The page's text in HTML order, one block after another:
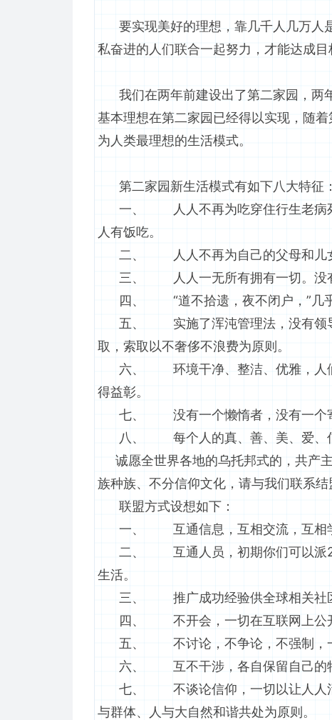
要实现美好的理想，靠几千人几万人
私奋进的人们联合一起努力，才能达成目
我们在两年前建设出了第二家园，两
基本理想在第二家园已经得以实现，随
为人类最理想的生活模式。
第二家园新生活模式有如下八大特征：
一、 人人不再为吃穿住行生老病死
人有饭吃。
二、 人人不再为自己的父母和儿女
三、 人人一无所有拥有一切。没有
四、 “道不拾遗，夜不闭户，”几乎
五、 实施了浑沌管理法，没有领导
取，索取以不奢侈不浪费为原则。
六、 环境干净、整洁、优雅，人们
得益彰。
七、 没有一个懒惰者，没有一个寄
八、 每个人的真、善、美、爱、信
诚愿全世界各地的乌托邦式的，共产
族种族、不分信仰文化，请与我们联系
联盟方式设想如下：
一、 互通信息，互相交流，互相学
二、 互通人员，初期你们可以派2-
生活。
三、 推广成功经验供全球相关社区
四、 不开会，一切在互联网上公开
五、 不讨论，不争论，不强制，一
六、 互不干涉，各自保留自己的特
七、 不谈论信仰，一切以让人人活
与群体、人与大自然和谐共处为原则。